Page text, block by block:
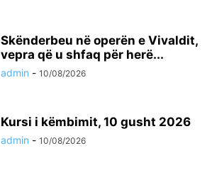
Skënderbeu në operën e Vivaldit,
vepra që u shfaq për herë...
admin - 10/08/2026
Kursi i këmbimit, 10 gusht 2026
admin - 10/08/2026